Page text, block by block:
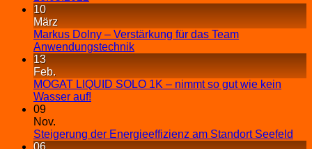
10
März
Markus Dolny – Verstärkung für das Team
Anwendungstechnik
13
Feb.
MOGAT LIQUID SOLO 1K – nimmt so gut wie kein
Wasser auf!
09
Nov.
Steigerung der Energieeffizienz am Standort Seefeld